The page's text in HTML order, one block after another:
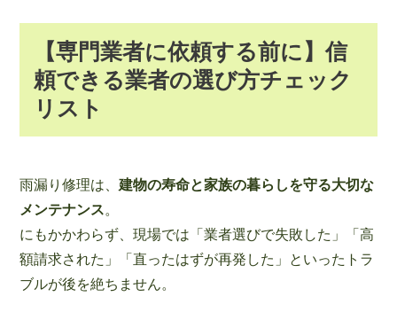
【専門業者に依頼する前に】信
頼できる業者の選び方チェック
リスト
雨漏り修理は、 建物の寿命と家族の暮らしを守る大切な
メンテナンス。
にもかかわらず、現場では「業者選びで失敗した」「高
額請求された」「直ったはずが再発した」といったトラ
ブルが後を絶ちません。